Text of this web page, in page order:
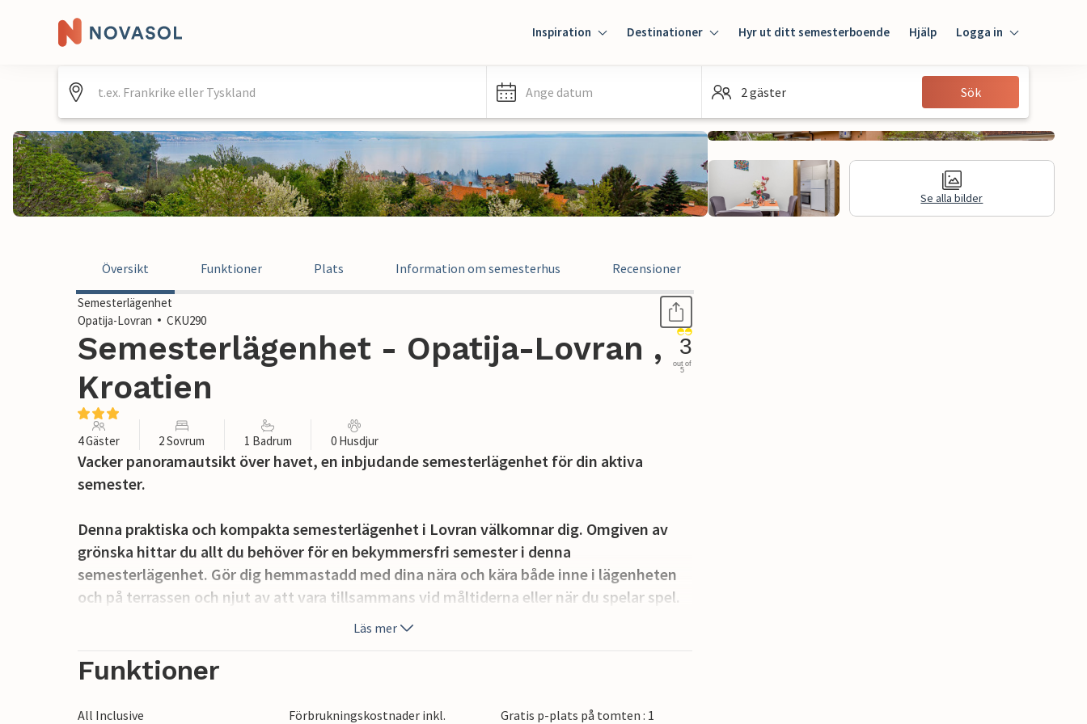
Inspiration Destinationer Hyr ut ditt semesterboende Hjälp Logga in
Gäst
Ange datum 2 gäster Sök
Se alla bilder
Översikt Funktioner Plats Information om semesterhus Recensioner
Semesterlägenhet
Opatija-Lovran
CKU290
Semesterlägenhet - Opatija-Lovran ,
Kroatien
3
out of
5
4 Gäster 2 Sovrum 1 Badrum 0 Husdjur
Vacker panoramautsikt över havet, en inbjudande semesterlägenhet för din aktiva
semester.
Denna praktiska och kompakta semesterlägenhet i Lovran välkomnar dig. Omgiven av
grönska hittar du allt du behöver för en bekymmersfri semester i denna
semesterlägenhet. Gör dig hemmastadd med dina nära och kära både inne i lägenheten
och på terrassen och njut av att vara tillsammans vid måltiderna eller när du spelar spel.
Njut av ditt första kaffe på balkongen på morgonen och titta ut över havet medan du
på den inbjudande stenstranden och fräscha upp dig i vattnet. Det finns också många
Läs mer
Funktioner
All Inclusive Förbrukningskostnader inkl.
Gratis p-plats på tomten : 1